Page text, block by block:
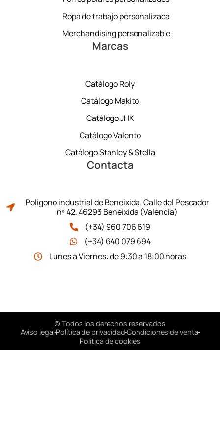
Ropa de trabajo personalizada
Merchandising personalizable
Marcas
Catálogo Roly
Catálogo Makito
Catálogo JHK
Catálogo Valento
Catálogo Stanley & Stella
Contacta
Poligono industrial de Beneixida. Calle del Pescador
nº 42. 46293 Beneixida (Valencia)
(+34) 960 706 619
(+34) 640 079 694
Lunes a Viernes: de 9:30 a 18:00 horas
© Todos los derechos reservados
Aviso legalPolítica de privacidadCondiciones de venta
Política de cookies